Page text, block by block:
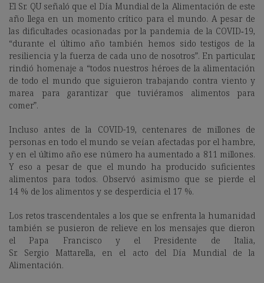
El Sr. QU señaló que el Día Mundial de la Alimentación de este
año llega en un momento crítico para el mundo. A pesar de
las dificultades ocasionadas por la pandemia de la COVID‑19,
“durante el último año también hemos sido testigos de la
resiliencia y la fuerza de cada uno de nosotros”. En particular,
rindió homenaje a “todos nuestros héroes de la alimentación
de todo el mundo que siguieron trabajando contra viento y
marea para garantizar que tuviéramos alimentos para
comer”.
Incluso antes de la COVID-19, centenares de millones de
personas en todo el mundo se veían afectadas por el hambre,
y en el último año ese número ha aumentado a 811 millones.
Y eso a pesar de que el mundo ha producido suficientes
alimentos para todos. Observó asimismo que se pierde el
14 % de los alimentos y se desperdicia el 17 %.
Los retos trascendentales a los que se enfrenta la humanidad
también se pusieron de relieve en los mensajes que dieron
el Papa Francisco y el Presidente de Italia,
Sr. Sergio Mattarella, en el acto del Día Mundial de la
Alimentación.